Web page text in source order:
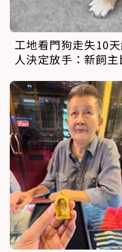
工地看門狗走失10
人決定放手：新飼